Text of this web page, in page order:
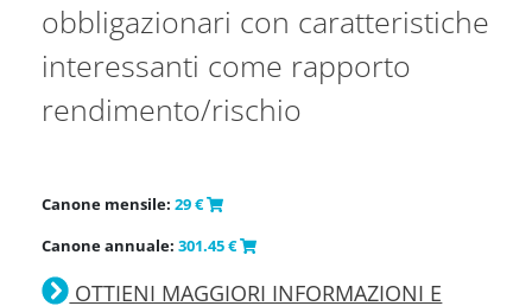
obbligazionari con caratteristiche
interessanti come rapporto
rendimento/rischio
Canone mensile: 29 €
Canone annuale: 301.45 €
OTTIENI MAGGIORI INFORMAZIONI E